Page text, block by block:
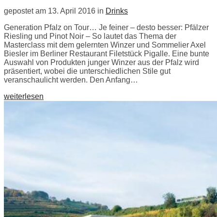
gepostet am 13. April 2016 in Drinks
Generation Pfalz on Tour… Je feiner – desto besser: Pfälzer
Riesling und Pinot Noir – So lautet das Thema der
Masterclass mit dem gelernten Winzer und Sommelier Axel
Biesler im Berliner Restaurant Filetstück Pigalle. Eine bunte
Auswahl von Produkten junger Winzer aus der Pfalz wird
präsentiert, wobei die unterschiedlichen Stile gut
veranschaulicht werden. Den Anfang…
weiterlesen